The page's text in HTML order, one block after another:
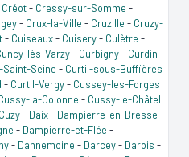
Créot- Cressy-sur-Somme -
- Crux-la-Ville - Cruzille - Cruzy-
- Cuiseaux- Cuisery- Culètre -
lès-Varzy- Curbigny- Curdin -
Saint-Seine - Curtil-sous-Buffières
- Curtil-Vergy- Cussey-les-Forges
la-Colonne - Cussy-le-Châtel
Cuzy- Daix- Dampierre-en-Bresse -
- Dampierre-et-Flée -
- Dannemoine - Darcey- Darois -